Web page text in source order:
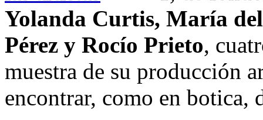
Yolanda Curtis, María
Pérez y Rocío Prieto,
muestra de su producción
encontrar, como en botica,